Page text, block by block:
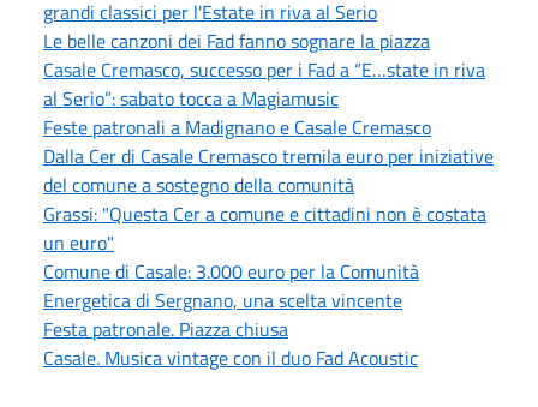
grandi classici per l'Estate in riva al Serio
Le belle canzoni dei Fad fanno sognare la piazza
Casale Cremasco, successo per i Fad a “E…state in riva
al Serio”: sabato tocca a Magiamusic
Feste patronali a Madignano e Casale Cremasco
Dalla Cer di Casale Cremasco tremila euro per iniziative
del comune a sostegno della comunità
Grassi: "Questa Cer a comune e cittadini non è costata
un euro"
Comune di Casale: 3.000 euro per la Comunità
Energetica di Sergnano, una scelta vincente
Festa patronale. Piazza chiusa
Casale. Musica vintage con il duo Fad Acoustic